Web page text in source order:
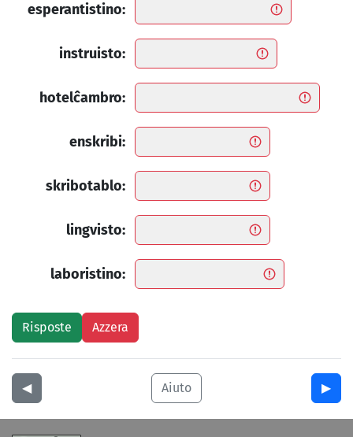
esperantistino:
instruisto:
hotelĉambro:
enskribi:
skribotablo:
lingvisto:
laboristino:
◀︎ Aiuto ▶︎